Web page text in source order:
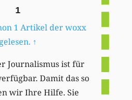
1
1 Artikel der woxx
gelesen. ↑
Journalismus ist für
Damit das so
wir Ihre Hilfe. Sie